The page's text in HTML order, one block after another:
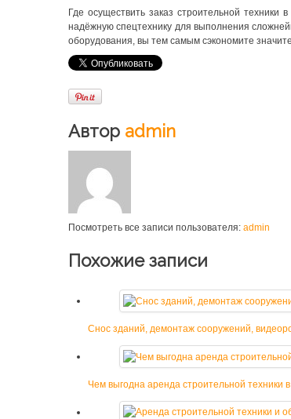
Где осуществить заказ строительной
надёжную спецтехнику для выполнения
оборудования, вы тем самым сэкономите
Автор admin
Посмотреть все записи пользователя: admin
Похожие записи
Снос зданий, демонтаж сооружений,
Чем выгодна аренда строительной техники